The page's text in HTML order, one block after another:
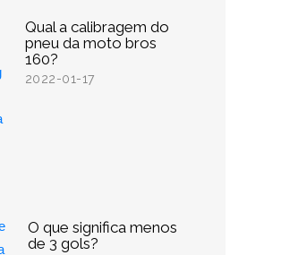
Qual a calibragem do
pneu da moto bros
160?
2022-01-17
O que significa menos
de 3 gols?